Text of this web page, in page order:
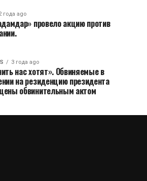
года ago
провело акцию против
3 года ago
нас хотят». Обвиняемые в
на резиденцию президента
обвинительным актом